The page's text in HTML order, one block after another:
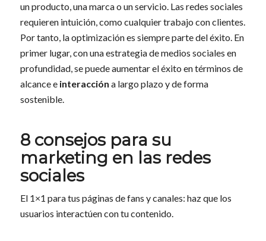
un producto, una marca o un servicio. Las redes sociales
requieren intuición, como cualquier trabajo con clientes.
Por tanto, la optimización es siempre parte del éxito. En
primer lugar, con una estrategia de medios sociales en
profundidad, se puede aumentar el éxito en términos de
alcance e interacción a largo plazo y de forma
sostenible.
8 consejos para su
marketing en las redes
sociales
El 1×1 para tus páginas de fans y canales: haz que los
usuarios interactúen con tu contenido.